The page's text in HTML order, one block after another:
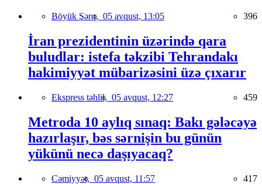
Böyük Şərq, 05 avqust, 13:05 396
İran prezidentinin üzərində qara
buludlar: istefa təkzibi Tehrandakı
hakimiyyət mübarizəsini üzə çıxarır
Ekspress təhlil, 05 avqust, 12:27 459
Metroda 10 aylıq sınaq: Bakı gələcəyə
hazırlaşır, bəs sərnişin bu günün
yükünü necə daşıyacaq?
Cəmiyyət, 05 avqust, 11:57 417